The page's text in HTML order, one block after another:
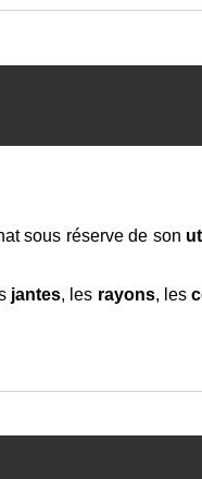
sous réserve de son
jantes, les rayons, les